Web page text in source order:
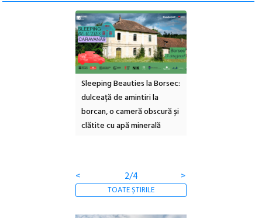
Sleeping Beauties la Borsec:
dulceață de amintiri la
borcan, o cameră obscură și
clătite cu apă minerală
< 2/4 >
TOATE ȘTIRILE